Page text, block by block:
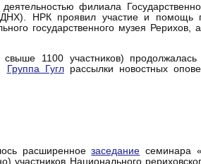
филиала
НРК проявил участие и помощь
государственного музея
свыше 1100 участников)
Группа Гуглрассылки новостных
расширенноезаседание семинара
Национального